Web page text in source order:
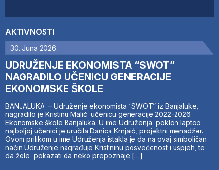
AKTIVNOSTI
30. Juna 2026.
UDRUŽENJE EKONOMISTA “SWOT”
NAGRADILO UČENICU GENERACIJE
EKONOMSKE ŠKOLE
BANJALUKA – Udruženje ekonomista “SWOT” iz Banjaluke,
nagradilo je Kristinu Malić, učenicu generacije 2022-2026
Ekonomske škole Banjaluka. U ime Udruženja, poklon laptop
najboljoj učenici je uručila Danica Krnjaić, projektni menadžer.
Ovom prilikom u ime Udruženja istakla je da na ovaj simboličan
način Udruženje nagrađuje Kristininu posvećenost i uspjeh, te
da žele pokazati da neko prepoznaje […]